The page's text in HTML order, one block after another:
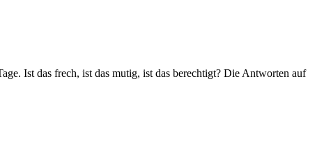
Ist das frech, ist das mutig, ist das berechtigt? Die Antworten auf